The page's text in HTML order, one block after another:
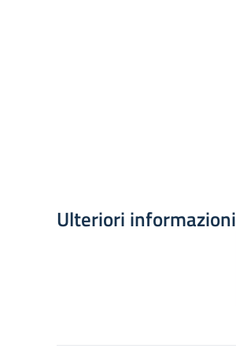
Ulteriori informazioni